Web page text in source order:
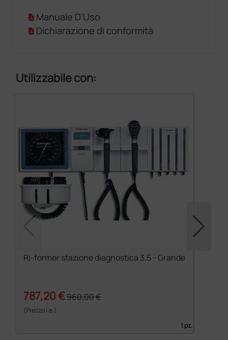
Manuale D'Uso
Dichiarazione di conformità
Utilizzabile con:
Ri-former stazione diagnostica 3,5 - Grande
787,20 €960,00 €
(Prezzo i.e.)
1 pz.